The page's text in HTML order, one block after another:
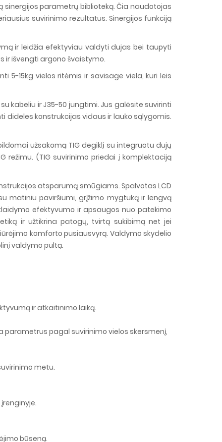
parametrų biblioteką. Čia naudotojas
suvirinimo rezultatus. Sinergijos funkciją
ir leidžia efektyviau valdyti dujas bei taupyti
ir išvengti argono švaistymo.
5-15kg vielos ritėmis ir savisage viela, kuri leis
kabeliu ir J35-50 jungtimi. Jus galėsite suvirinti
dideles konstrukcijas vidaus ir lauko sąlygomis.
užsakomą TIG degiklį su integruotu dujų
(TIG suvirinimo priedai į komplektaciją
atsparumą smūgiams. Spalvotas LCD
matiniu paviršiumi, grįžimo mygtuką ir lengvą
efektyvumo ir apsaugos nuo patekimo
ir užtikrina patogų, tvirtą sukibimą net jei
komforto pusiausvyrą. Valdymo skydelio
valdymo pultą.
ir atkaitinimo laiką.
parametrus pagal suvirinimo vielos skersmenį,
metu.
būseną.